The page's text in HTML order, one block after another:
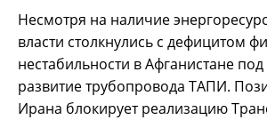
Несмотря на наличие
власти столкнулись с дефицитом
нестабильности в Афганистане
развитие трубопровода ТАПИ.
Ирана блокирует реализацию